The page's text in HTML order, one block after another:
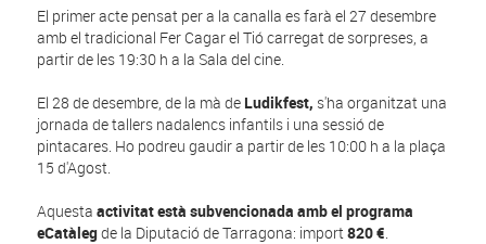
El primer acte pensat per a la canalla es farà el 27 desembre
amb el tradicional Fer Cagar el Tió carregat de sorpreses, a
partir de les 19:30 h a la Sala del cine.
El 28 de desembre, de la mà de Ludikfest, s'ha organitzat una
jornada de tallers nadalencs infantils i una sessió de
pintacares. Ho podreu gaudir a partir de les 10:00 h a la plaça
15 d'Agost.
Aquestaactivitat està subvencionada amb el programa
eCatàlegde la Diputació de Tarragona: import820 €.